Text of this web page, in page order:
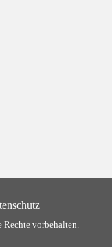
Rechte vorbehalten.